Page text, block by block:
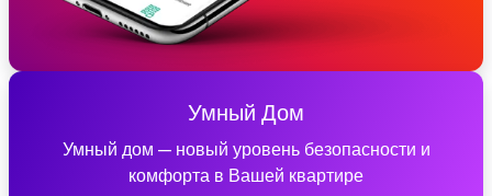
Умный Дом
Умный дом — новый уровень безопасности и
комфорта в Вашей квартире